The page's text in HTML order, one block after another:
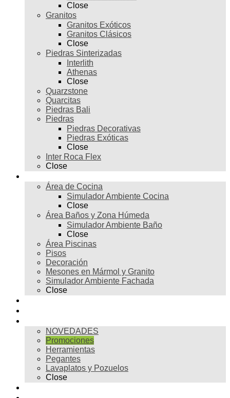
Close
Granitos
Granitos Exóticos
Granitos Clásicos
Close
Piedras Sinterizadas
Interlith
Athenas
Close
Quarzstone
Quarcitas
Piedras Bali
Piedras
Piedras Decorativas
Piedras Exóticas
Close
Inter Roca Flex
Close
Área de Cocina
Simulador Ambiente Cocina
Close
Área Baños y Zona Húmeda
Simulador Ambiente Baño
Close
Área Piscinas
Pisos
Decoración
Mesones en Mármol y Granito
Simulador Ambiente Fachada
Close
NOVEDADES
Promociones
Herramientas
Pegantes
Lavaplatos y Pozuelos
Close